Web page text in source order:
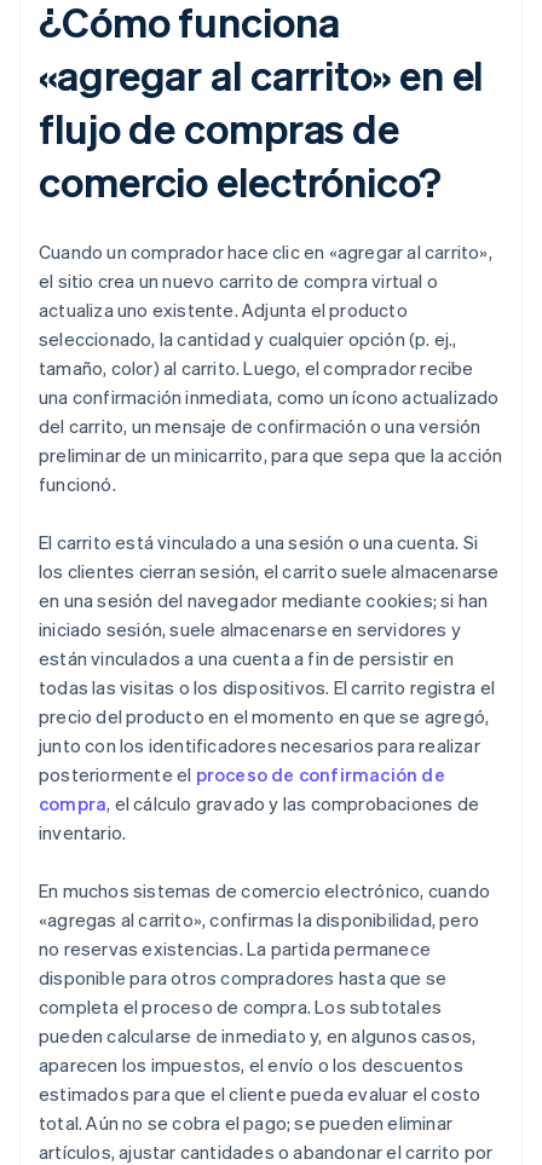
¿Cómo funciona
«agregar al carrito» en el
flujo de compras de
comercio electrónico?
Cuando un comprador hace clic en «agregar al carrito»,
el sitio crea un nuevo carrito de compra virtual o
actualiza uno existente. Adjunta el producto
seleccionado, la cantidad y cualquier opción (p. ej.,
tamaño, color) al carrito. Luego, el comprador recibe
una confirmación inmediata, como un ícono actualizado
del carrito, un mensaje de confirmación o una versión
preliminar de un minicarrito, para que sepa que la acción
funcionó.
El carrito está vinculado a una sesión o una cuenta. Si
los clientes cierran sesión, el carrito suele almacenarse
en una sesión del navegador mediante cookies; si han
iniciado sesión, suele almacenarse en servidores y
están vinculados a una cuenta a fin de persistir en
todas las visitas o los dispositivos. El carrito registra el
precio del producto en el momento en que se agregó,
junto con los identificadores necesarios para realizar
posteriormente el proceso de confirmación de
compra, el cálculo gravado y las comprobaciones de
inventario.
En muchos sistemas de comercio electrónico, cuando
«agregas al carrito», confirmas la disponibilidad, pero
no reservas existencias. La partida permanece
disponible para otros compradores hasta que se
completa el proceso de compra. Los subtotales
pueden calcularse de inmediato y, en algunos casos,
aparecen los impuestos, el envío o los descuentos
estimados para que el cliente pueda evaluar el costo
total. Aún no se cobra el pago; se pueden eliminar
artículos, ajustar cantidades o abandonar el carrito por